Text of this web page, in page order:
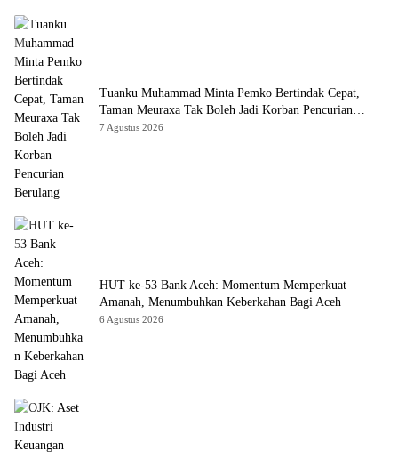
Tuanku Muhammad Minta Pemko Bertindak Cepat,
Taman Meuraxa Tak Boleh Jadi Korban Pencurian
Berulang
7 Agustus 2026
HUT ke-53 Bank Aceh: Momentum Memperkuat
Amanah, Menumbuhkan Keberkahan Bagi Aceh
6 Agustus 2026